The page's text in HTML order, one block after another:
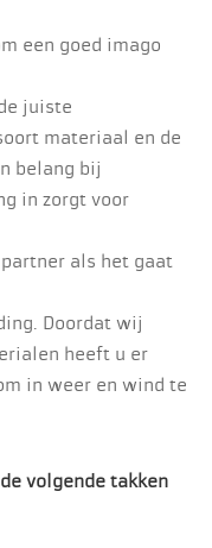
een goed imago
juiste
materiaal en de
belang bij
in zorgt voor
partner als het gaat
Doordat wij
heeft u er
in weer en wind te
volgende takken